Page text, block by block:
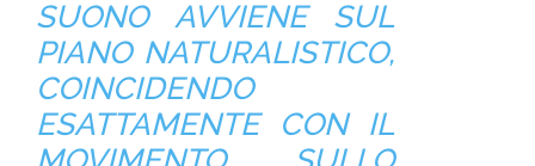
SUONO AVVIENE SUL
PIANO NATURALISTICO,
COINCIDENDO
ESATTAMENTE CON IL